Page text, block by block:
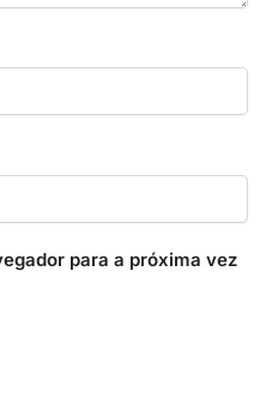
para a próxima vez